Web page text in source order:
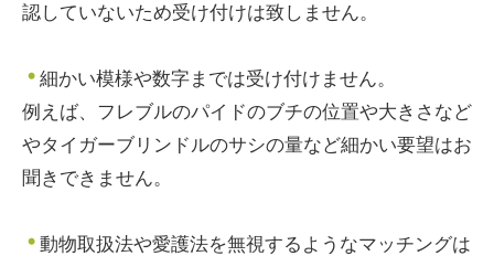
認していないため受け付けは致しません。
細かい模様や数字までは受け付けません。
例えば、フレブルのパイドのブチの位置や大きさなど
やタイガーブリンドルのサシの量など細かい要望はお
聞きできません。
動物取扱法や愛護法を無視するようなマッチングは